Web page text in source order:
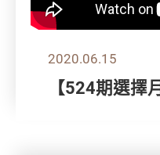
2020.06.15
【524期選擇